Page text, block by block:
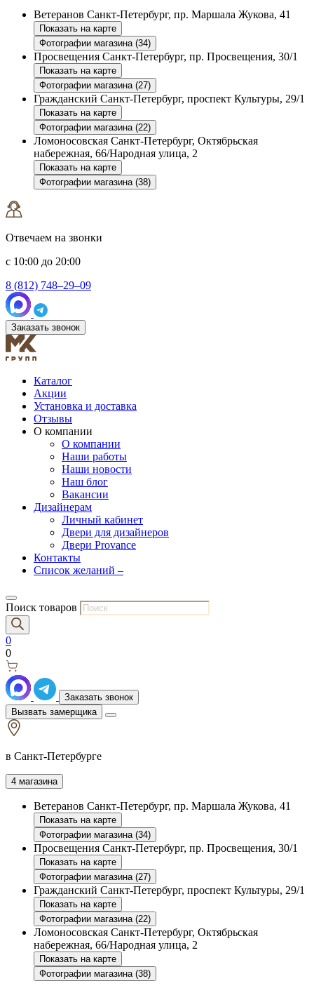
Ветеранов Санкт-Петербург, пр. Маршала Жукова, 41
Показать на карте
Фотографии магазина (34)
Просвещения Санкт-Петербург, пр. Просвещения, 30/1
Показать на карте
Фотографии магазина (27)
Гражданский Санкт-Петербург, проспект Культуры, 29/1
Показать на карте
Фотографии магазина (22)
Ломоносовская Санкт-Петербург, Октябрьская
набережная, 66/Народная улица, 2
Показать на карте
Фотографии магазина (38)
Отвечаем на звонки
с 10:00 до 20:00
8 (812) 748–29–09
Заказать звонок
Каталог
Акции
Установка и доставка
Отзывы
О компании
О компании
Наши работы
Наши новости
Наш блог
Вакансии
Дизайнерам
Личный кабинет
Двери для дизайнеров
Двери Provance
Контакты
Список желаний –
Поиск товаров
0
0
Заказать звонок
Вызвать замерщика
в Санкт-Петербурге
4 магазина
Ветеранов Санкт-Петербург, пр. Маршала Жукова, 41
Показать на карте
Фотографии магазина (34)
Просвещения Санкт-Петербург, пр. Просвещения, 30/1
Показать на карте
Фотографии магазина (27)
Гражданский Санкт-Петербург, проспект Культуры, 29/1
Показать на карте
Фотографии магазина (22)
Ломоносовская Санкт-Петербург, Октябрьская
набережная, 66/Народная улица, 2
Показать на карте
Фотографии магазина (38)